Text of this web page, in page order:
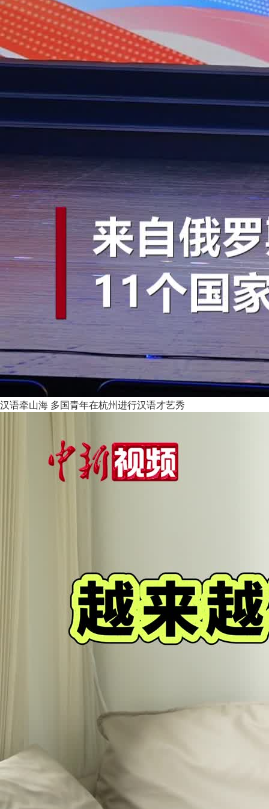
汉语牵山海 多国青年在杭州进行汉语才艺秀